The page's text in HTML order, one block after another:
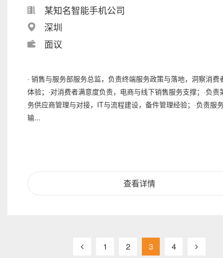
某知名智能手机公司
深圳
面议
· 销售与服务部服务总监，负责终端服务政策与落地，洞察消费
体验；·对消费者满意度负责，电商与线下销售服务支撑；·负责
务供应商管理与对接，IT与流程建设，备件管理经验；·负责服
输...
查看详情
1 2 3 4